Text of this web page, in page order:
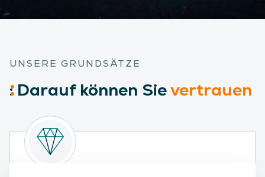
UNSERE GRUNDSÄTZE
:Daraufkönnen Sievertrauen